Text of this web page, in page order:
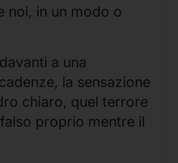
noi, in un modo o
a una
la sensazione
chiaro, quel terrore
proprio mentre il